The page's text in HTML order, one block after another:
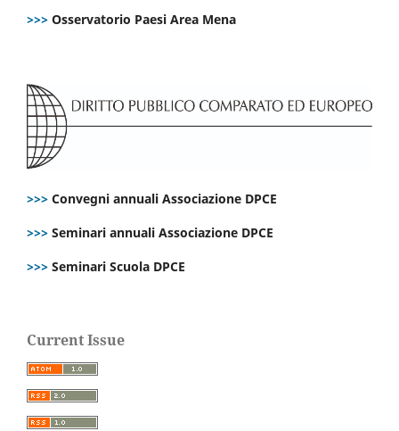
>>> Osservatorio Paesi Area Mena
>>> Convegni annuali Associazione DPCE
>>> Seminari annuali Associazione DPCE
>>> Seminari Scuola DPCE
Current Issue